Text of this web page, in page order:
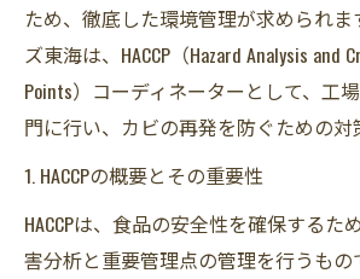
ため、徹底した環境管理が求められま
ズ東海は、HACCP（Hazard Analysis and
Points）コーディネーターとして、工
門に行い、カビの再発を防ぐための対
1. HACCPの概要とその重要性
HACCPは、食品の安全性を確保するた
害分析と重要管理点の管理を行うもの